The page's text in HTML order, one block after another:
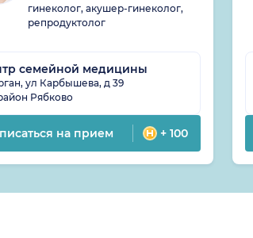
гинеколог, акушер-гинеколог,
репродуктолог
семейной медицины
ул Карбышева, д 39
Рябково
на прием + 100